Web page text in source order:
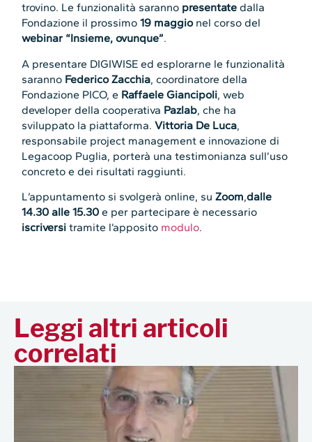
trovino. Le funzionalità saranno presentatedalla
Fondazione il prossimo19 maggionel corso del
webinar “Insieme, ovunque”.
A presentare DIGIWISE ed esplorarne le funzionalità
saranno Federico Zacchia, coordinatore della
Fondazione PICO, e Raffaele Giancipoli, web
developer della cooperativa Pazlab, che ha
sviluppato la piattaforma.Vittoria De Luca,
responsabile project management e innovazione di
Legacoop Puglia, porterà una testimonianza sull’uso
concreto e dei risultati raggiunti.
L’appuntamento si svolgerà online, suZoom,dalle
14.30 alle 15.30e per partecipare è necessario
iscriversitramite l’apposito modulo.
Leggi altri articoli
correlati